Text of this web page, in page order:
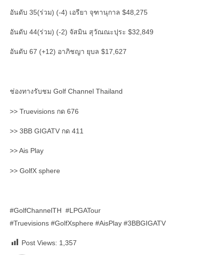
อันดับ 35(ร่วม) (-4) เอรียา จุฑานุกาล $48,275
อันดับ 44(ร่วม) (-2) จัสมิน สุวัณณะปุระ $32,849
อันดับ 67 (+12) อาภิชญา ยุบล $17,627
ช่องทางรับชม Golf Channel Thailand
>> Truevisions กด 676
>> 3BB GIGATV กด 411
>> Ais Play
>> GolfX sphere
#GolfChannelTH #LPGATour
#Truevisions #GolfXsphere #AisPlay #3BBGIGATV
Post Views: 1,357